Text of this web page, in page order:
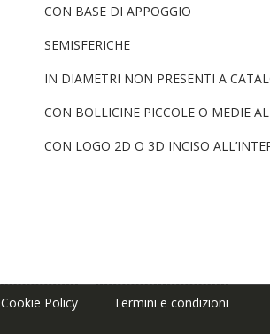
CON BASE DI APPOGGIO
SEMISFERICHE
IN DIAMETRI NON PRESENTI A
CON BOLLICINE PICCOLE O MEDIE
CON LOGO 2D O 3D INCISO
Cookie Policy Termini e condizioni